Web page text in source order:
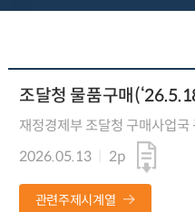
조달청 물품구매
재정경제부 조달청 구매사업국
2026.05.13
2p
관련주제시계열